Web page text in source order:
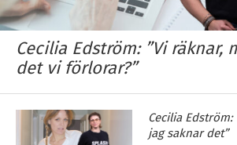
Cecilia Edström: ”Vi räknar,
det vi förlorar?”
Cecilia
jag saknar det”